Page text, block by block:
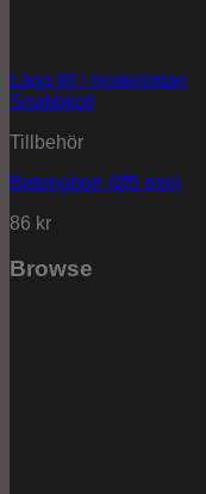
Lägg till i önskelistan
Snabbkoll
Tillbehör
Betongborr (Ø5 mm)
86 kr
Browse